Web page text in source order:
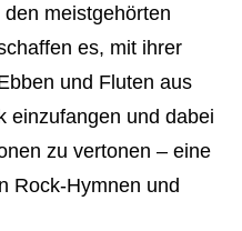
meistgehörten
es, mit ihrer
und Fluten aus
einzufangen und dabei
zu vertonen – eine
Rock-Hymnen und